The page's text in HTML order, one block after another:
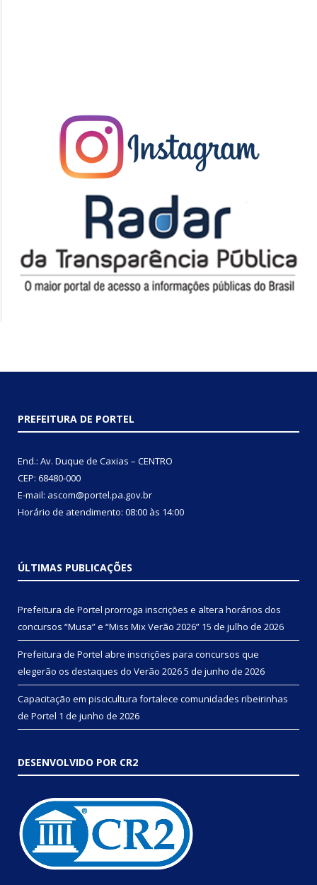
PREFEITURA DE PORTEL
End.: Av. Duque de Caxias – CENTRO
CEP: 68480-000
E-mail: ascom@portel.pa.gov.br
Horário de atendimento: 08:00 às 14:00
ÚLTIMAS PUBLICAÇÕES
Prefeitura de Portel prorroga inscrições e altera horários dos
concursos “Musa” e “Miss Mix Verão 2026” 15 de julho de 2026
Prefeitura de Portel abre inscrições para concursos que
elegerão os destaques do Verão 20265 de junho de 2026
Capacitação em piscicultura fortalece comunidades ribeirinhas
de Portel 1 de junho de 2026
DESENVOLVIDO POR CR2